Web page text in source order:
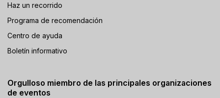
Haz un recorrido
Programa de recomendación
Centro de ayuda
Boletín informativo
Orgulloso miembro de las principales organizaciones
de eventos